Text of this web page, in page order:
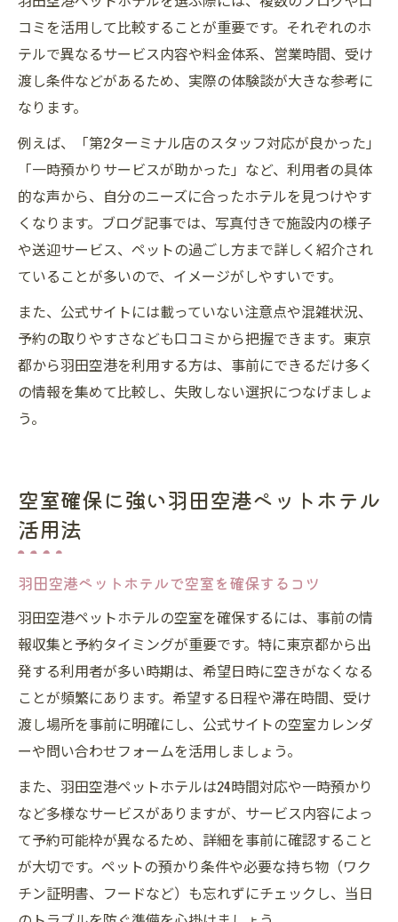
コミを活用して比較することが重要です。それぞれのホ
テルで異なるサービス内容や料金体系、営業時間、受け
渡し条件などがあるため、実際の体験談が大きな参考に
なります。
例えば、「第2ターミナル店のスタッフ対応が良かった」
「一時預かりサービスが助かった」など、利用者の具体
的な声から、自分のニーズに合ったホテルを見つけやす
くなります。ブログ記事では、写真付きで施設内の様子
や送迎サービス、ペットの過ごし方まで詳しく紹介され
ていることが多いので、イメージがしやすいです。
また、公式サイトには載っていない注意点や混雑状況、
予約の取りやすさなども口コミから把握できます。東京
都から羽田空港を利用する方は、事前にできるだけ多く
の情報を集めて比較し、失敗しない選択につなげましょ
う。
空室確保に強い羽田空港ペットホテル
活用法
羽田空港ペットホテルで空室を確保するコツ
羽田空港ペットホテルの空室を確保するには、事前の情
報収集と予約タイミングが重要です。特に東京都から出
発する利用者が多い時期は、希望日時に空きがなくなる
ことが頻繁にあります。希望する日程や滞在時間、受け
渡し場所を事前に明確にし、公式サイトの空室カレンダ
ーや問い合わせフォームを活用しましょう。
また、羽田空港ペットホテルは24時間対応や一時預かり
など多様なサービスがありますが、サービス内容によっ
て予約可能枠が異なるため、詳細を事前に確認すること
が大切です。ペットの預かり条件や必要な持ち物（ワク
チン証明書、フードなど）も忘れずにチェックし、当日